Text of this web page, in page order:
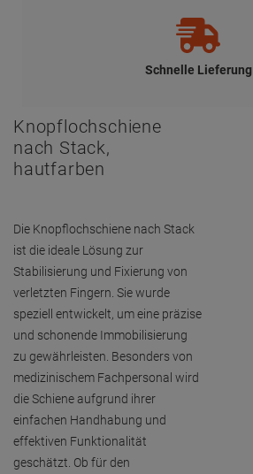
Schnelle Lieferung
Knopflochschiene
nach Stack,
hautfarben
Die Knopflochschiene nach Stack
ist die ideale Lösung zur
Stabilisierung und Fixierung von
verletzten Fingern. Sie wurde
speziell entwickelt, um eine präzise
und schonende Immobilisierung
zu gewährleisten. Besonders von
medizinischem Fachpersonal wird
die Schiene aufgrund ihrer
einfachen Handhabung und
effektiven Funktionalität
geschätzt. Ob für den